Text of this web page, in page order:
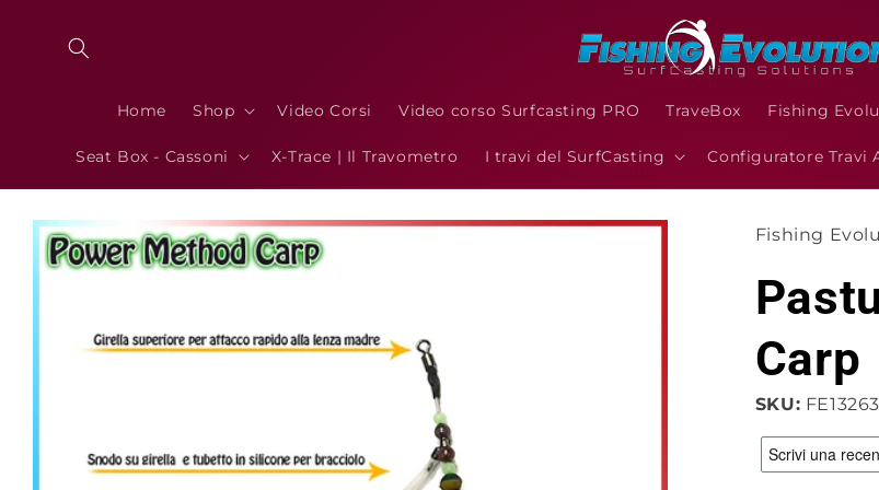
ai contenuti
Home Shop Video Corsi Video corso Surfcasting PRO TraveBox Fishing
Seat Box - Cassoni X-Trace | Il Travometro I travi del SurfCasting Configuratore Travi
Passa alle
informazioni
sul prodotto
Fishing
Carp
SKU: FE13263